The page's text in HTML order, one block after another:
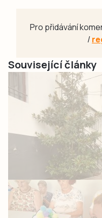
Pro přidávání
/
Související články